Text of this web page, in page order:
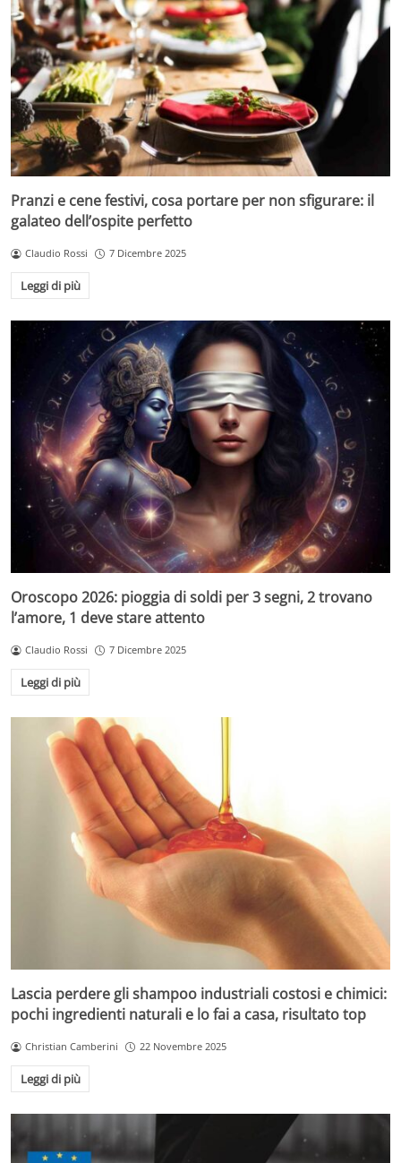
Pranzi e cene festivi, cosa portare per non sfigurare: il
galateo dell’ospite perfetto
Claudio Rossi 7 Dicembre 2025
Leggi di più
Oroscopo 2026: pioggia di soldi per 3 segni, 2 trovano
l’amore, 1 deve stare attento
Claudio Rossi 7 Dicembre 2025
Leggi di più
Lascia perdere gli shampoo industriali costosi e chimici:
pochi ingredienti naturali e lo fai a casa, risultato top
Christian Camberini 22 Novembre 2025
Leggi di più